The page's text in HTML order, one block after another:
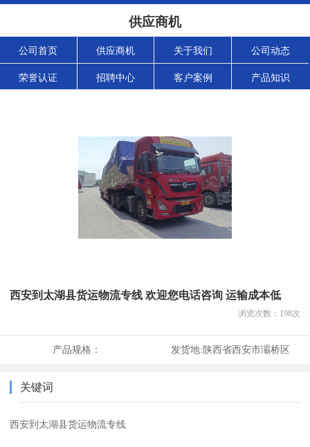
供应商机
公司首页 供应商机 关于我们 公司动态
荣誉认证 招聘中心 客户案例 产品知识
西安到太湖县货运物流专线 欢迎您电话咨询 运输成本低
浏览次数： 198次
产品规格： 发货地:陕西省西安市灞桥区
关键词
西安到太湖县货运物流专线